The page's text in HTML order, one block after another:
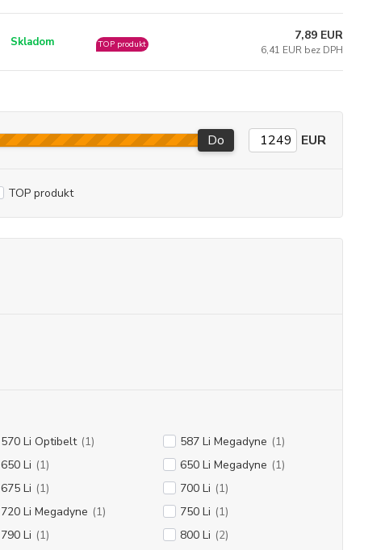
Skladom TOP produkt
7,89 EUR
6,41 EUR bez DPH
Do EUR
TOP produkt
570 Li Optibelt (1) 587 Li Megadyne (1)
650 Li (1) 650 Li Megadyne (1)
675 Li (1) 700 Li (1)
720 Li Megadyne (1) 750 Li (1)
790 Li (1) 800 Li (2)